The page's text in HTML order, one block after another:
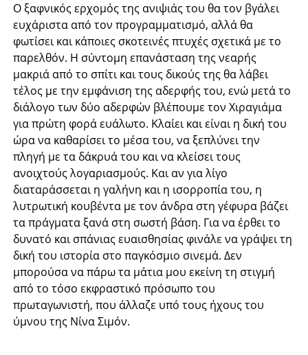
Ο ξαφνικός ερχομός της ανιψιάς του θα τον βγάλει
ευχάριστα από τον προγραμματισμό, αλλά θα
φωτίσει και κάποιες σκοτεινές πτυχές σχετικά με το
παρελθόν. Η σύντομη επανάσταση της νεαρής
μακριά από το σπίτι και τους δικούς της θα λάβει
τέλος με την εμφάνιση της αδερφής του, ενώ μετά το
διάλογο των δύο αδερφών βλέπουμε τον Χιραγιάμα
για πρώτη φορά ευάλωτο. Κλαίει και είναι η δική του
ώρα να καθαρίσει το μέσα του, να ξεπλύνει την
πληγή με τα δάκρυά του και να κλείσει τους
ανοιχτούς λογαριασμούς. Και αν για λίγο
διαταράσσεται η γαλήνη και η ισορροπία του, η
λυτρωτική κουβέντα με τον άνδρα στη γέφυρα βάζει
τα πράγματα ξανά στη σωστή βάση. Για να έρθει το
δυνατό και σπάνιας ευαισθησίας φινάλε να γράψει τη
δική του ιστορία στο παγκόσμιο σινεμά. Δεν
μπορούσα να πάρω τα μάτια μου εκείνη τη στιγμή
από το τόσο εκφραστικό πρόσωπο του
πρωταγωνιστή, που άλλαζε υπό τους ήχους του
ύμνου της Νίνα Σιμόν.